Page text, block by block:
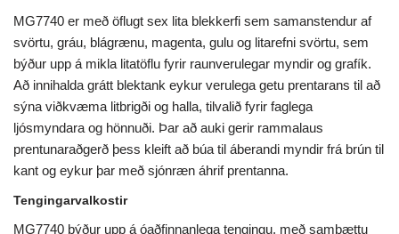
MG7740 er með öflugt sex lita blekkerfi sem samanstendur af
svörtu, gráu, blágrænu, magenta, gulu og litarefni svörtu, sem
býður upp á mikla litatöflu fyrir raunverulegar myndir og grafík.
Að innihalda grátt blektank eykur verulega getu prentarans til að
sýna viðkvæma litbrigði og halla, tilvalið fyrir faglega
ljósmyndara og hönnuði. Þar að auki gerir rammalaus
prentunaraðgerð þess kleift að búa til áberandi myndir frá brún til
kant og eykur þar með sjónræn áhrif prentanna.
Tengingarvalkostir
MG7740 býður upp á óaðfinnanlega tengingu, með samþættu